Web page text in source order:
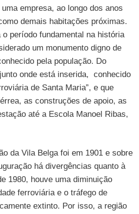
empresa, ao longo dos anos
demais habitações próximas.
o período fundamental na história
um monumento digno de
pela população. Do
onde está inserida, conhecido
de Santa Maria”, e que
as construções de apoio, as
até a Escola Manoel Ribas,
da Vila Belga foi em 1901 e sobre
há divergências quanto à
1980, houve uma diminuição
ferroviária e o tráfego de
extinto. Por isso, a região